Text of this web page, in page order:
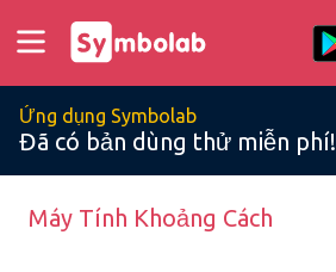
Ứng dụng Symbolab
Đã có bản dùng thử miễn phí!
Máy Tính Khoảng Cách